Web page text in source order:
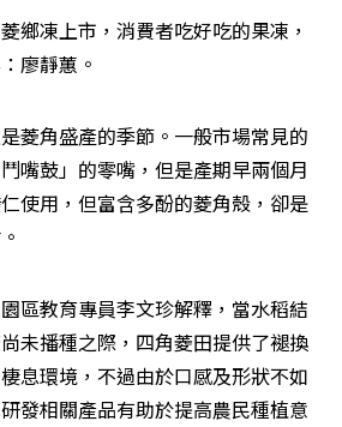
鄉凍上市，消費者吃好吃的果凍，
廖靜蕙。
菱角盛產的季節。一般市場常見的
嘴鼓」的零嘴，但是產期早兩個月
使用，但富含多酚的菱角殼，卻是
區教育專員李文珍解釋，當水稻結
未播種之際，四角菱田提供了褪換
息環境，不過由於口感及形狀不如
發相關產品有助於提高農民種植意